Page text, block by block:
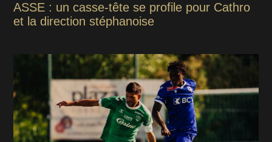
ASSE : un casse-tête se profile pour Cathro
et la direction stéphanoise